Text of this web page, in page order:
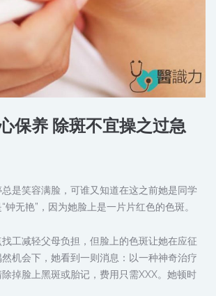
保养 除斑不宜操之过急
是笑容满脸，可谁又知道在这之前她是同学
钟无艳”，因为她脸上是一片片红色的色斑。
工减轻父母负担，但脸上的色斑让她在应征
机会下，她看到一则消息：以一种神奇治疗
掉脸上黑斑或胎记，费用只需XXX。她顿时